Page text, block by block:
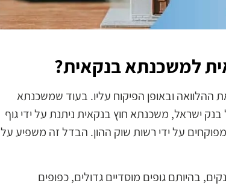
למשכנתא בנקאית?
ההלוואה ובאופן הפיקוח עליו. בעוד שמשכנתא
ישראל, משכנתא חוץ בנקאית ניתנת על ידי גוף
על ידי רשות שוק ההון. הבדל זה משפיע על
בהיותם גופים מוסדיים גדולים, כפופים